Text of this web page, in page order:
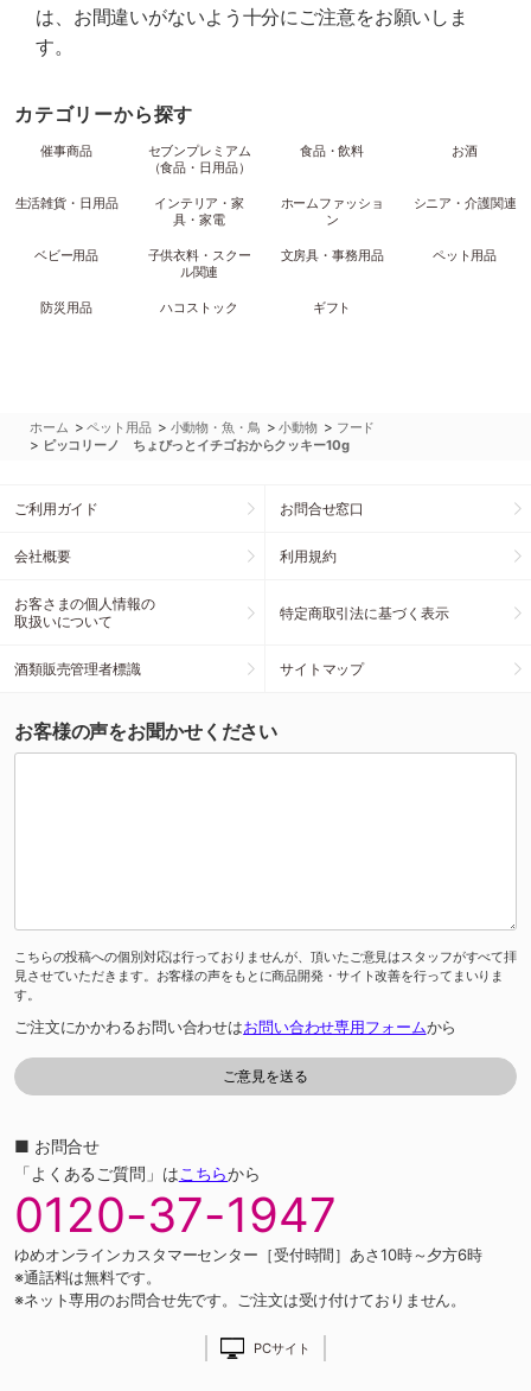
は、お間違いがないよう十分にご注意をお願いしま
す。
カテゴリーから探す
催事商品
セブンプレミアム
（食品・日用品）
食品・飲料 お酒
生活雑貨・日用品
インテリア・家
具・家電
ホームファッショ
ン
シニア・介護関連
ベビー用品
子供衣料・スクー
ル関連
文房具・事務用品 ペット用品
防災用品 ハコストック ギフト
ホーム >ペット用品 > 小動物・魚・鳥 >小動物 > フード
> ピッコリーノ ちょびっとイチゴおからクッキー10g
ご利用ガイド お問合せ窓口
会社概要 利用規約
お客さまの個人情報の
取扱いについて
特定商取引法に基づく表示
酒類販売管理者標識 サイトマップ
お客様の声をお聞かせください
こちらの投稿への個別対応は行っておりませんが、頂いたご意見はスタッフがすべて拝
見させていただきます。お客様の声をもとに商品開発・サイト改善を行ってまいりま
す。
ご注文にかかわるお問い合わせはお問い合わせ専用フォームから
■ お問合せ
「よくあるご質問」はこちらから
0120-37-1947
ゆめオンラインカスタマーセンター［受付時間］あさ10時～夕方6時
※通話料は無料です。
※ネット専用のお問合せ先です。ご注文は受け付けておりません。
PCサイト